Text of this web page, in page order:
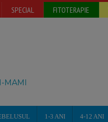
SPECIAL FITOTERAPIE
MAMI
1-3 ANI 4-12 ANI